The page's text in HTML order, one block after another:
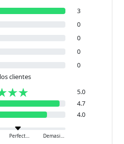
3
0
0
0
0
clientes
5.0
4.7
4.0
Perfecto Demasiado grande